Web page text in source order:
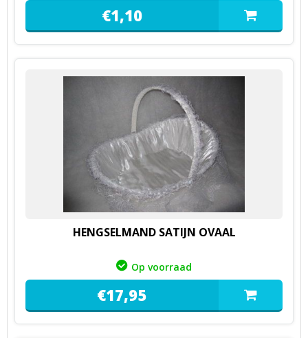
€1,10
HENGSELMAND SATIJN OVAAL
Op voorraad
€17,95